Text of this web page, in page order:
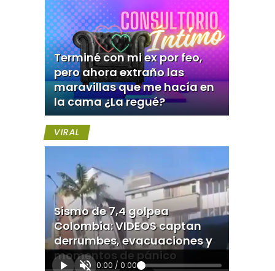
Terminé con mi ex por feo,
pero ahora extraño las
maravillas que me hacía en
la cama ¿La regué?
VIRAL
Sismo de 7,4 golpea
Colombia: VIDEOS captan
derrumbes, evacuaciones y
momentos de pánico
0:00 / 0:00